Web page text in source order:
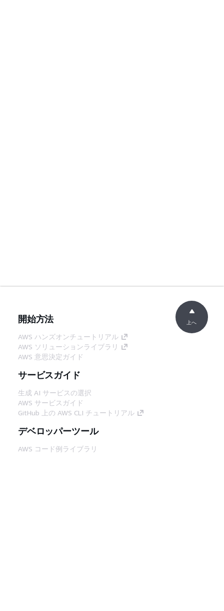
開始方法
AWS ハンズオンチュートリアル
AWS ソリューションライブラリ
AWS 意思決定ガイド
サービスガイド
生成 AI サービスの選択
AWS サービスガイド
GitHub 上の AWS CLI チュートリアル
デベロッパーツール
AWS コード例ライブラリ
上へ